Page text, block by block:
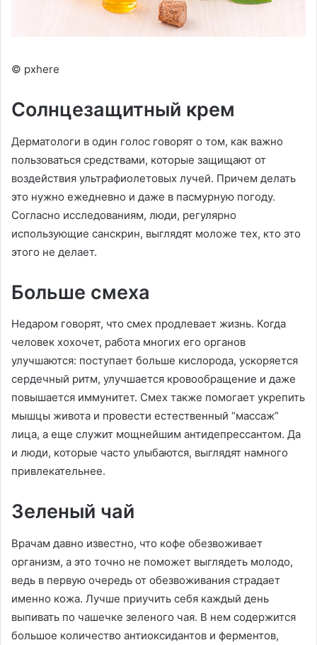
© pxhere
Солнцезащитный крем
Дерматологи в один голос говорят о том, как важно
пользоваться средствами, которые защищают от
воздействия ультрафиолетовых лучей. Причем делать
это нужно ежедневно и даже в пасмурную погоду.
Согласно исследованиям, люди, регулярно
использующие санскрин, выглядят моложе тех, кто это
этого не делает.
Больше смеха
Недаром говорят, что смех продлевает жизнь. Когда
человек хохочет, работа многих его органов
улучшаются: поступает больше кислорода, ускоряется
сердечный ритм, улучшается кровообращение и даже
повышается иммунитет. Смех также помогает укрепить
мышцы живота и провести естественный “массаж”
лица, а еще служит мощнейшим антидепрессантом. Да
и люди, которые часто улыбаются, выглядят намного
привлекательнее.
Зеленый чай
Врачам давно известно, что кофе обезвоживает
организм, а это точно не поможет выглядеть молодо,
ведь в первую очередь от обезвоживания страдает
именно кожа. Лучше приучить себя каждый день
выпивать по чашечке зеленого чая. В нем содержится
большое количество антиоксидантов и ферментов,